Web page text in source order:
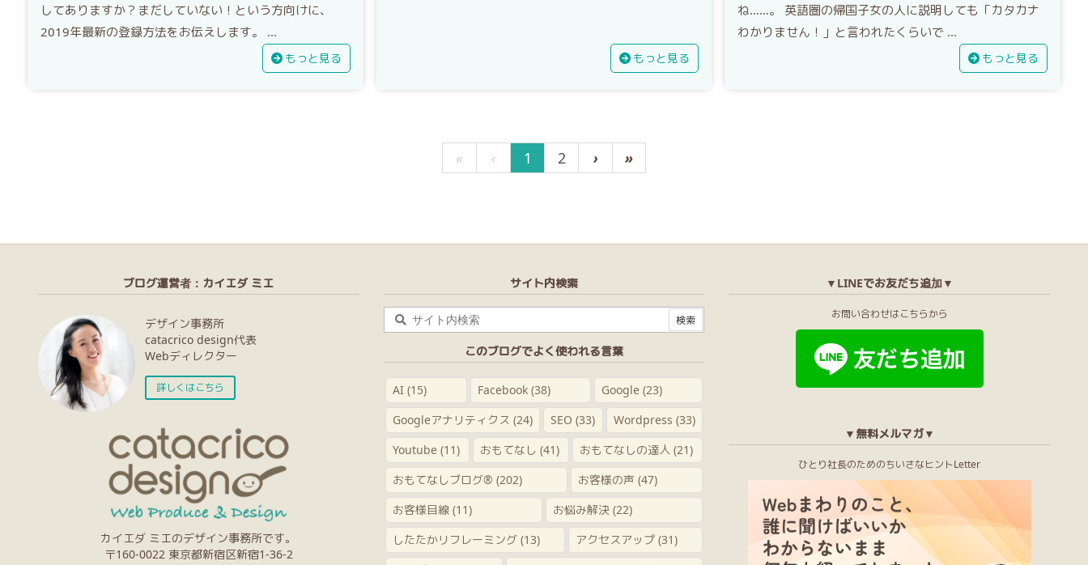
してありますか？まだしていない！という方向けに、
2019年最新の登録方法をお伝えします。 ...
もっと見る もっと見る
ね……。 英語圏の帰国子女の人に説明しても「カタカナ
わかりません！」と言われたくらいで ...
もっと見る
« ‹ 1 2 › »
ブログ運営者：カイエダ ミエ
デザイン事務所
catacrico design代表
Webディレクター
詳しくはこちら
カイエダ ミエのデザイン事務所です。
〒160-0022 東京都新宿区新宿1-36-2
サイト内検索
このブログでよく使われる言葉
AI (15) Facebook(38) Google (23)
Googleアナリティクス (24) SEO (33) Wordpress (33)
Youtube(11) おもてなし (41) おもてなしの達人 (21)
おもてなしブログ® (202) お客様の声 (47)
お客様目線(11) お悩み解決(22)
したたかリフレーミング(13) アクセスアップ(31)
▼LINEでお友だち追加▼
お問い合わせはこちらから
▼無料メルマガ▼
ひとり社長のためのちいさなヒントLetter